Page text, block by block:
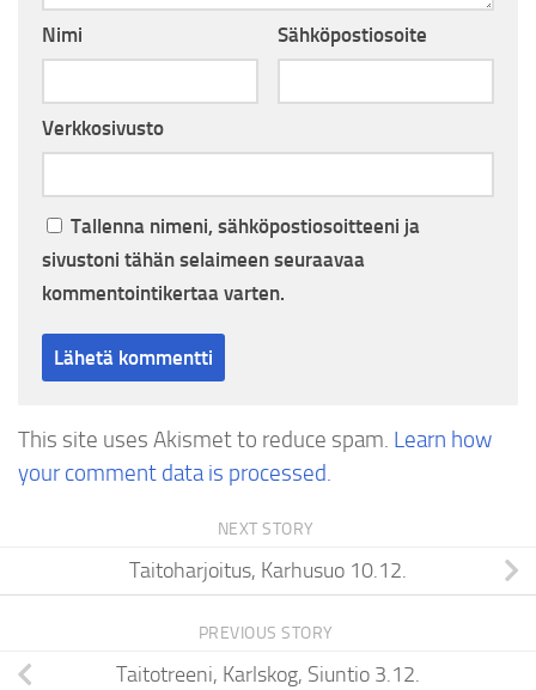
Nimi Sähköpostiosoite
Verkkosivusto
Tallenna nimeni, sähköpostiosoitteeni ja
sivustoni tähän selaimeen seuraavaa
kommentointikertaa varten.
This site uses Akismet to reduce spam. Learn how
your comment data is processed.
NEXT STORY
Taitoharjoitus, Karhusuo 10.12.
PREVIOUS STORY
Taitotreeni, Karlskog, Siuntio 3.12.